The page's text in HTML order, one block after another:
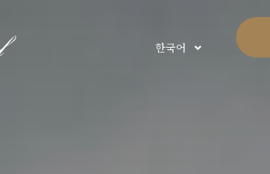
한국어